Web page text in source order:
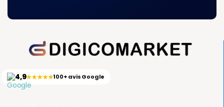
4,9★★★★★100+ avis Google